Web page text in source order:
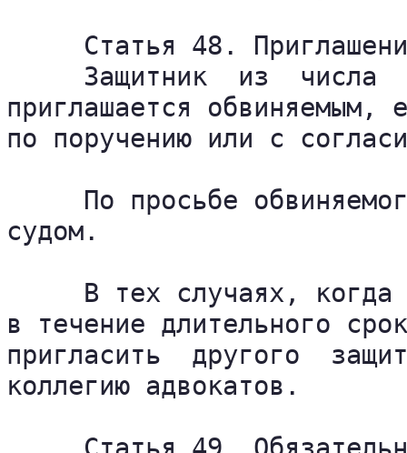
Статья 48.
Защитник  из  числа
приглашается обвиняемым,
по поручению или с
По просьбе
судом.
В тех случаях,
в течение длительного
пригласить  другого
коллегию адвокатов.